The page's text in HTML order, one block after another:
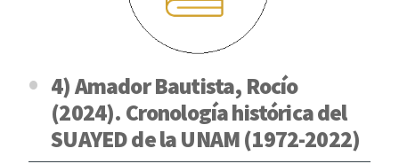
4) Amador Bautista, Rocío
(2024). Cronología histórica del
SUAYED de la UNAM (1972-2022)